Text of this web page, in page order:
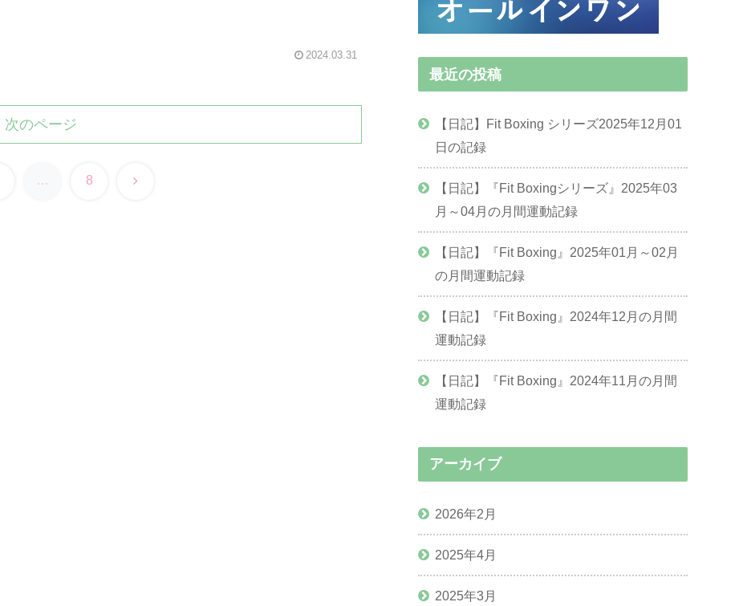
2024.03.31
次のページ
… 8 次
最近の投稿
【日記】Fit Boxing シリーズ2025年12月01
日の記録
【日記】『Fit Boxingシリーズ』2025年03
月～04月の月間運動記録
【日記】『Fit Boxing』2025年01月～02月
の月間運動記録
【日記】『Fit Boxing』2024年12月の月間
運動記録
【日記】『Fit Boxing』2024年11月の月間
運動記録
アーカイブ
2026年2月
2025年4月
2025年3月